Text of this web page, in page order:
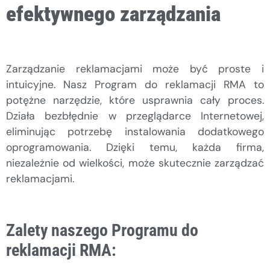
efektywnego zarządzania
Zarządzanie reklamacjami może być proste i
intuicyjne. Nasz Program do reklamacji RMA to
potężne narzędzie, które usprawnia cały proces.
Działa bezbłędnie w przeglądarce Internetowej,
eliminując potrzebę instalowania dodatkowego
oprogramowania. Dzięki temu, każda firma,
niezależnie od wielkości, może skutecznie zarządzać
reklamacjami.
Zalety naszego Programu do
reklamacji RMA: